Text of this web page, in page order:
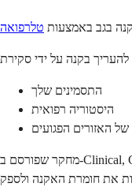
בגב באמצעות טלרפואה
התסמינים שלך
היסטוריה רפואית
של האזורים הפגועים
מחקר שפורסם ב-Clinical, Cosmetic and Investigational Dermatology
את חומרת האקנה ולספק